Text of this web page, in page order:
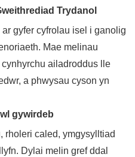
Trydanol
gyfer cyfrolau isel i ganolig
Mae melinau
ailadroddus lle
a phwysau cyson yn
gywirdeb
rholeri caled, ymgysylltiad
Dylai melin gref ddal